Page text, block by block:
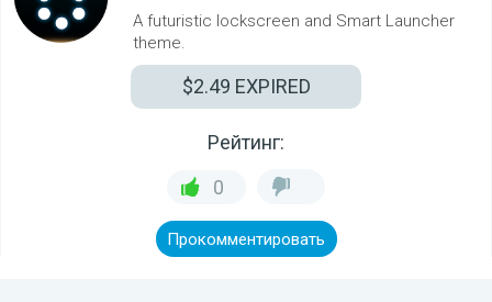
A futuristic lockscreen and Smart Launcher
theme.
$2.49 EXPIRED
Рейтинг:
0
Прокомментировать